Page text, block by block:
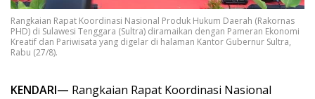
Rangkaian Rapat Koordinasi Nasional Produk Hukum Daerah (Rakornas
PHD) di Sulawesi Tenggara (Sultra) diramaikan dengan Pameran Ekonomi
Kreatif dan Pariwisata yang digelar di halaman Kantor Gubernur Sultra,
Rabu (27/8).
KENDARI— Rangkaian Rapat Koordinasi Nasional